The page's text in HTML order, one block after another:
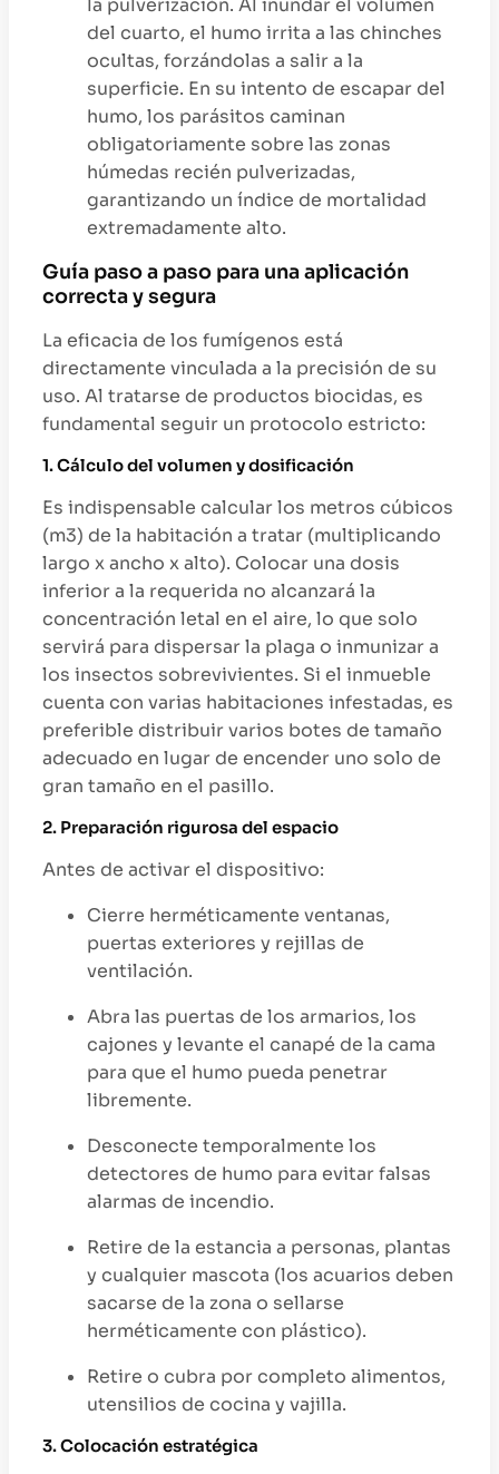
la pulverización. Al inundar el volumen
del cuarto, el humo irrita a las chinches
ocultas, forzándolas a salir a la
superficie. En su intento de escapar del
humo, los parásitos caminan
obligatoriamente sobre las zonas
húmedas recién pulverizadas,
garantizando un índice de mortalidad
extremadamente alto.
Guía paso a paso para una aplicación
correcta y segura
La eficacia de los fumígenos está
directamente vinculada a la precisión de su
uso. Al tratarse de productos biocidas, es
fundamental seguir un protocolo estricto:
1. Cálculo del volumen y dosificación
Es indispensable calcular los metros cúbicos
(m3) de la habitación a tratar (multiplicando
largo x ancho x alto). Colocar una dosis
inferior a la requerida no alcanzará la
concentración letal en el aire, lo que solo
servirá para dispersar la plaga o inmunizar a
los insectos sobrevivientes. Si el inmueble
cuenta con varias habitaciones infestadas, es
preferible distribuir varios botes de tamaño
adecuado en lugar de encender uno solo de
gran tamaño en el pasillo.
2. Preparación rigurosa del espacio
Antes de activar el dispositivo:
Cierre herméticamente ventanas,
puertas exteriores y rejillas de
ventilación.
Abra las puertas de los armarios, los
cajones y levante el canapé de la cama
para que el humo pueda penetrar
libremente.
Desconecte temporalmente los
detectores de humo para evitar falsas
alarmas de incendio.
Retire de la estancia a personas, plantas
y cualquier mascota (los acuarios deben
sacarse de la zona o sellarse
herméticamente con plástico).
Retire o cubra por completo alimentos,
utensilios de cocina y vajilla.
3. Colocación estratégica